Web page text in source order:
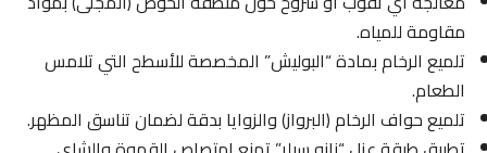
مقاومة للمياه.
تلميع الرخام بمادة “البوليش” المخصصة للأسطح التي تلامس
الطعام.
تلميع حواف الرخام (البرواز) والزوايا بدقة لضمان تناسق المظهر.